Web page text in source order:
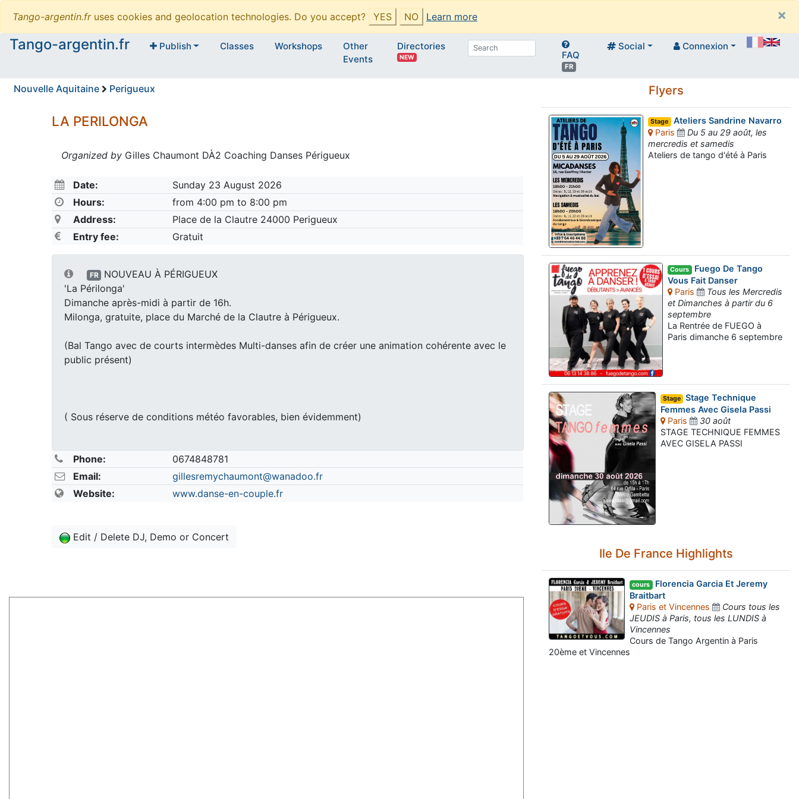
Tango-argentin.fruses cookies and geolocation technologies. Do you accept? YES NO Learn more
×
Tango-argentin.fr
Publish Classes Workshops
Other
Events
Directories
NEW FAQ
FR
Social Connexion
Nouvelle Aquitaine Perigueux
LA PERILONGA
Organized by Gilles Chaumont DÀ2 Coaching Danses Périgueux
Date:
Sunday 23 August 2026
Hours:
from 4:00 pm to 8:00 pm
Address:
Place de la Clautre 24000 Perigueux
Entry fee:
Gratuit
FR
NOUVEAU À PÉRIGUEUX
'La Périlonga'
Dimanche après-midi à partir de 16h.
Milonga, gratuite, place du Marché de la Clautre à Périgueux.
(Bal Tango avec de courts intermèdes Multi-danses afin de créer une animation cohérente avec le
public présent)
( Sous réserve de conditions météo favorables, bien évidemment)
Phone:
0674848781
Email:
gillesremychaumont@wanadoo.fr
Website:
www.danse-en-couple.fr
Edit / Delete DJ, Demo or Concert
Flyers
Stage Ateliers Sandrine Navarro
Paris
Du 5 au 29 août, les
mercredis et samedis
Ateliers de tango d'été à Paris
Cours Fuego De Tango
Vous Fait Danser
Paris
Tous les Mercredis
et Dimanches à partir du 6
septembre
La Rentrée de FUEGO à
Paris dimanche 6 septembre
Stage
Stage Technique
Femmes Avec Gisela Passi
Paris
30 août
STAGE TECHNIQUE FEMMES
AVEC GISELA PASSI
Ile De France Highlights
cours Florencia Garcia Et Jeremy
Braitbart
Paris et Vincennes
Cours tous les
JEUDIS à Paris, tous les LUNDIS à
Vincennes
Cours de Tango Argentin à Paris
20ème et Vincennes